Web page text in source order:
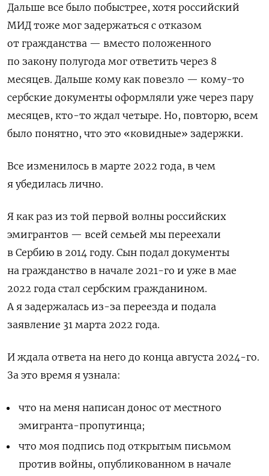
Дальше все было побыстрее, хотя российский
МИД тоже мог задержаться с отказом
от гражданства — вместо положенного
по закону полугода мог ответить через 8
месяцев. Дальше кому как повезло — кому-то
сербские документы оформляли уже через пару
месяцев, кто-то ждал четыре. Но, повторю, всем
было понятно, что это «ковидные» задержки.
Все изменилось в марте 2022 года, в чем
я убедилась лично.
Я как раз из той первой волны российских
эмигрантов — всей семьей мы переехали
в Сербию в 2014 году. Сын подал документы
на гражданство в начале 2021-го и уже в мае
2022 года стал сербским гражданином.
А я задержалась из-за переезда и подала
заявление 31 марта 2022 года.
И ждала ответа на него до конца августа 2024-го.
За это время я узнала:
что на меня написан донос от местного
эмигранта-пропутинца;
что моя подпись под открытым письмом
против войны, опубликованном в начале